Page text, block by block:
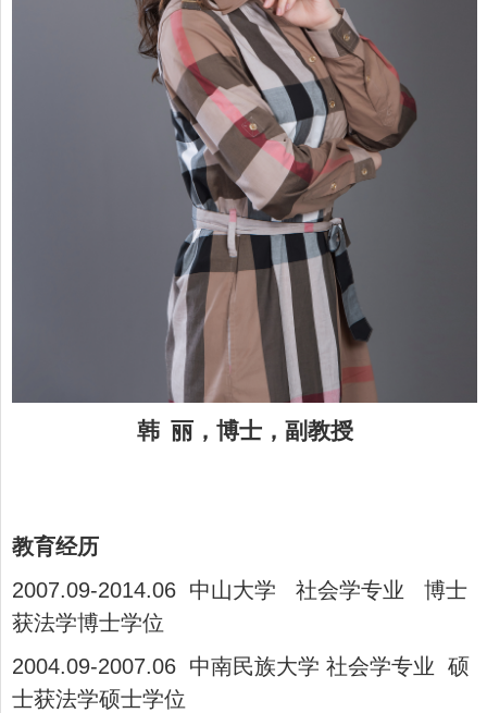
韩 丽，博士，副教授
教育经历
2007.09-2014.06 中山大学 社会学专业 博士
获法学博士学位
2004.09-2007.06 中南民族大学 社会学专业 硕
士获法学硕士学位